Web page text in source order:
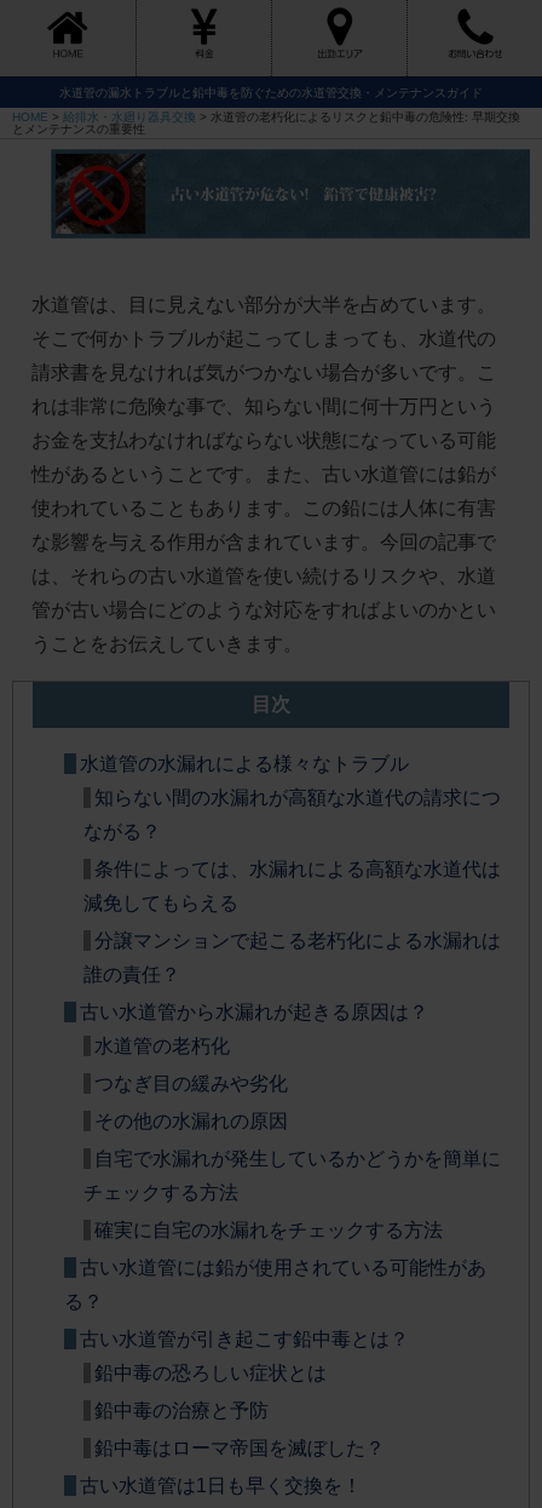
水道管の漏水トラブルと鉛中毒を防ぐための水道管交換・メンテナンスガイド
HOME > 給排水・水廻り器具交換 > 水道管の老朽化によるリスクと鉛中毒の危険性: 早期交換
とメンテナンスの重要性
水道管は、目に見えない部分が大半を占めています。
そこで何かトラブルが起こってしまっても、水道代の
請求書を見なければ気がつかない場合が多いです。こ
れは非常に危険な事で、知らない間に何十万円という
お金を支払わなければならない状態になっている可能
性があるということです。また、古い水道管には鉛が
使われていることもあります。この鉛には人体に有害
な影響を与える作用が含まれています。今回の記事で
は、それらの古い水道管を使い続けるリスクや、水道
管が古い場合にどのような対応をすればよいのかとい
うことをお伝えしていきます。
目次
水道管の水漏れによる様々なトラブル
知らない間の水漏れが高額な水道代の請求につ
ながる？
条件によっては、水漏れによる高額な水道代は
減免してもらえる
分譲マンションで起こる老朽化による水漏れは
誰の責任？
古い水道管から水漏れが起きる原因は？
水道管の老朽化
つなぎ目の緩みや劣化
その他の水漏れの原因
自宅で水漏れが発生しているかどうかを簡単に
チェックする方法
確実に自宅の水漏れをチェックする方法
古い水道管には鉛が使用されている可能性があ
る？
古い水道管が引き起こす鉛中毒とは？
鉛中毒の恐ろしい症状とは
鉛中毒の治療と予防
鉛中毒はローマ帝国を滅ぼした？
古い水道管は1日も早く交換を！